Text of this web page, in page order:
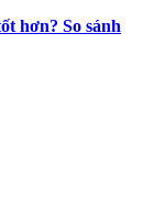
hơn? So sánh